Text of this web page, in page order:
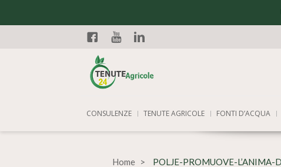
Facebook
CONSULENZE TENUTE AGRICOLE FONTI D’ACQUA
Home POLJE-PROMUOVE-L’ANIMA-